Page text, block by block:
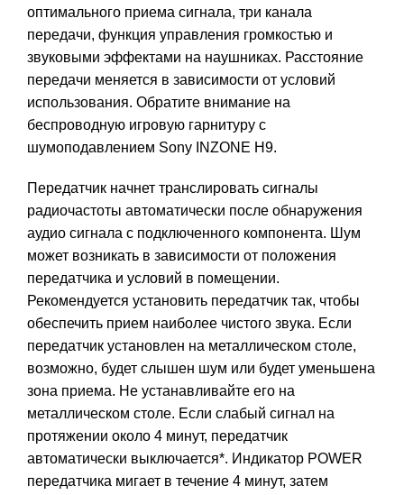
оптимального приема сигнала, три канала
передачи, функция управления громкостью и
звуковыми эффектами на наушниках. Расстояние
передачи меняется в зависимости от условий
использования. Обратите внимание на
беспроводную игровую гарнитуру с
шумоподавлением Sony INZONE H9.
Передатчик начнет транслировать сигналы
радиочастоты автоматически после обнаружения
аудио сигнала с подключенного компонента. Шум
может возникать в зависимости от положения
передатчика и условий в помещении.
Рекомендуется установить передатчик так, чтобы
обеспечить прием наиболее чистого звука. Если
передатчик установлен на металлическом столе,
возможно, будет слышен шум или будет уменьшена
зона приема. Не устанавливайте его на
металлическом столе. Если слабый сигнал на
протяжении около 4 минут, передатчик
автоматически выключается*. Индикатор POWER
передатчика мигает в течение 4 минут, затем